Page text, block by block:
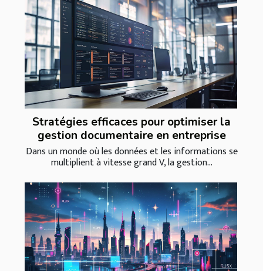
Stratégies efficaces pour optimiser la
gestion documentaire en entreprise
Dans un monde où les données et les informations se
multiplient à vitesse grand V, la gestion...